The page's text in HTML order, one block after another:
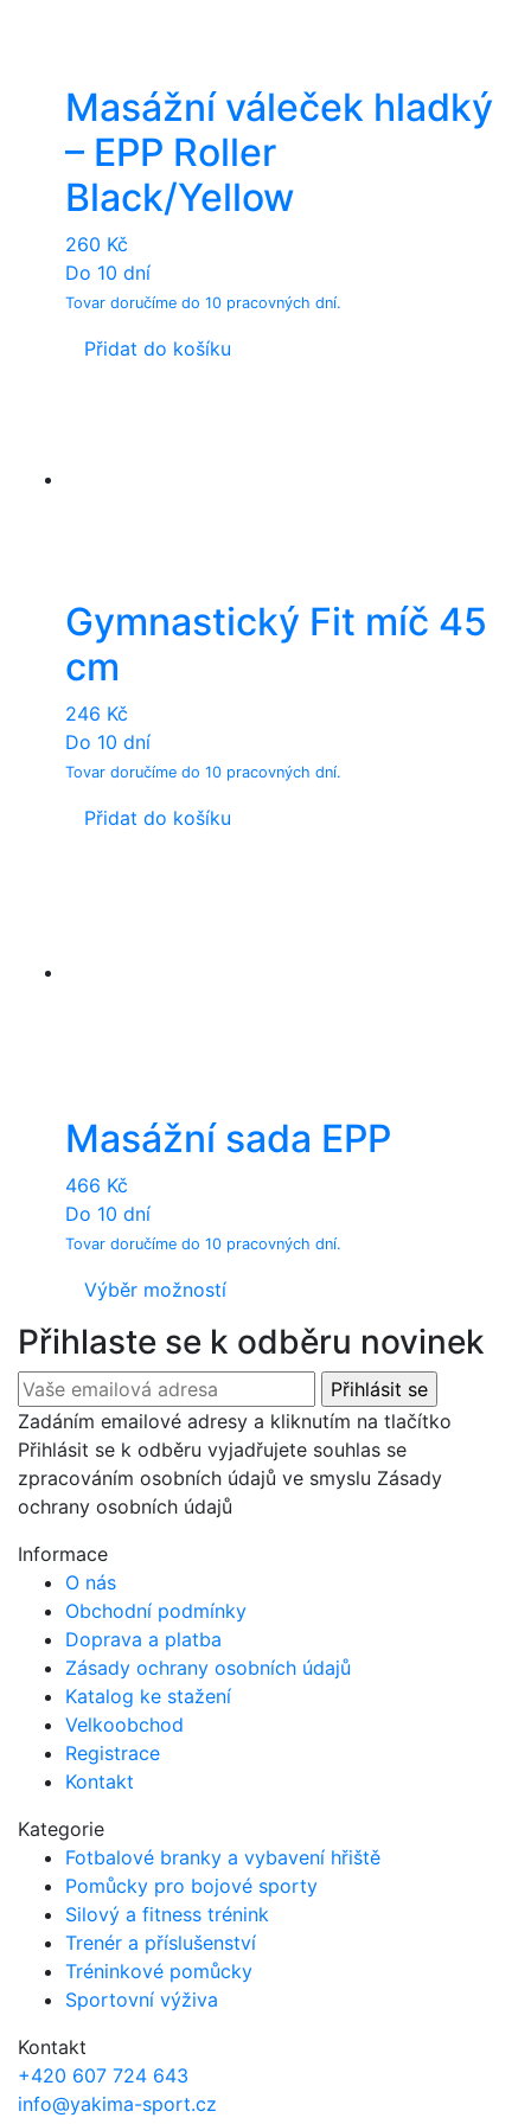
Masážní váleček hladký
– EPP Roller
Black/Yellow
260 Kč
Do 10 dní
Tovar doručíme do 10 pracovných dní.
Přidat do košíku
Gymnastický Fit míč 45
cm
246 Kč
Do 10 dní
Tovar doručíme do 10 pracovných dní.
Přidat do košíku
Masážní sada EPP
466 Kč
Do 10 dní
Tovar doručíme do 10 pracovných dní.
Výběr možností
has
multiple
variants.
The
options
may
page
Přihlaste se k odběru novinek
Zadáním emailové adresy a kliknutím na tlačítko
Přihlásit se k odběru vyjadřujete souhlas se
zpracováním osobních údajů ve smyslu Zásady
ochrany osobních údajů
Informace
O nás
Obchodní podmínky
Doprava a platba
Zásady ochrany osobních údajů
Katalog ke stažení
Velkoobchod
Registrace
Kontakt
Kategorie
Fotbalové branky a vybavení hřiště
Pomůcky pro bojové sporty
Silový a fitness trénink
Trenér a příslušenství
Tréninkové pomůcky
Sportovní výživa
Kontakt
+420 607 724 643
info@yakima-sport.cz